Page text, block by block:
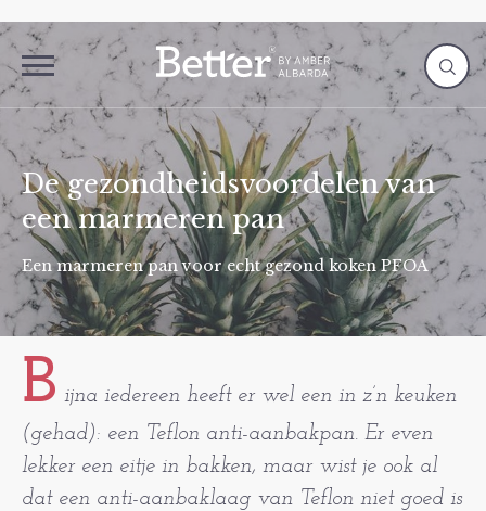
De gezondheidsvoordelen van
een marmeren pan
Een marmeren pan voor echt gezond koken PFOA
B ijna iedereen heeft er wel een in z’n keuken
(gehad): een Teflon anti-aanbakpan. Er even
lekker een eitje in bakken, maar wist je ook al
dat een anti-aanbaklaag van Teflon niet goed is